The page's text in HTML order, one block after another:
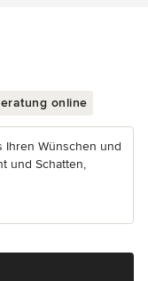
Sternen
online
Ihren Wünschen und
und Schatten,